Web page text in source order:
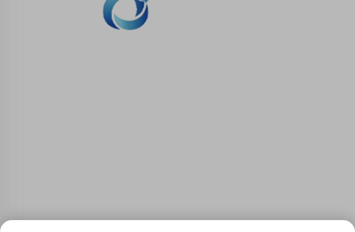
KONTAKTIEREN SIE UNS